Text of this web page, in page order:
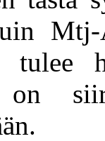
Mtj-
on